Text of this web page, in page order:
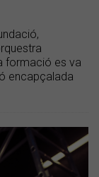
formació es va
encapçalada